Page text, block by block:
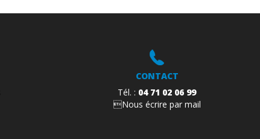
CONTACT
Tél. : 04 71 02 06 99
Nous écrire par mail